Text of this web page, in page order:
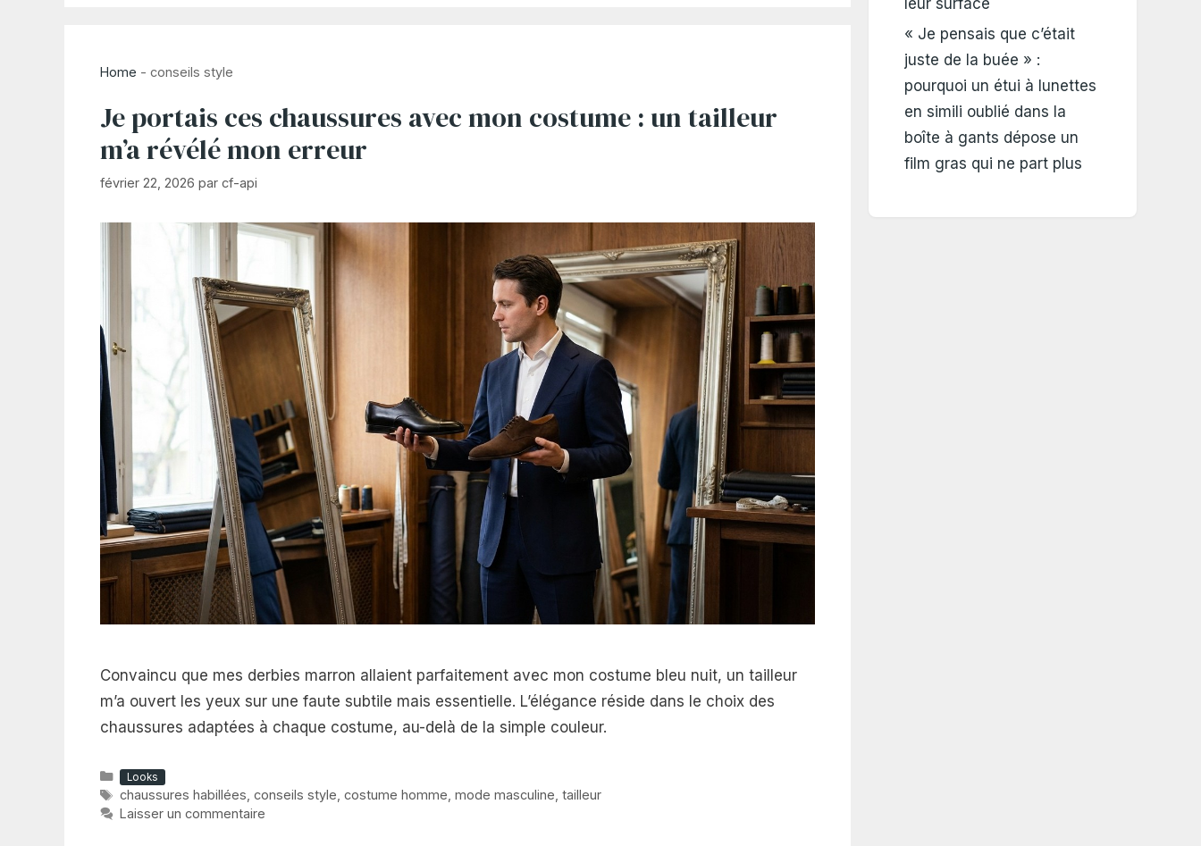
Home - conseils style
Je portais ces chaussures avec mon costume : un tailleur
m’a révélé mon erreur
février 22, 2026 par cf-api
Convaincu que mes derbies marron allaient parfaitement avec mon costume bleu nuit, un tailleur
m’a ouvert les yeux sur une faute subtile mais essentielle. L’élégance réside dans le choix des
chaussures adaptées à chaque costume, au-delà de la simple couleur.
Catégories
Looks
Étiquettes
chaussures habillées conseils style costume homme mode masculine tailleur
Laisser un commentaire
leur surface
« Je pensais que c’était
juste de la buée » :
pourquoi un étui à lunettes
en simili oublié dans la
boîte à gants dépose un
film gras qui ne part plus